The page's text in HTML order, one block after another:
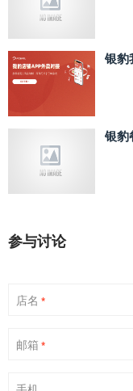
银豹
银豹
参与讨论
店名 *
邮箱 *